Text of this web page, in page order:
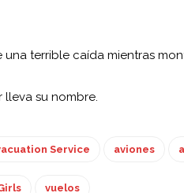
terrible caída mientras
su nombre.
Service aviones
vuelos